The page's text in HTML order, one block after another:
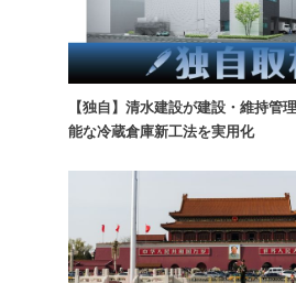
【独自】清水建設が建設・維持管
能な冷蔵倉庫新工法を実用化